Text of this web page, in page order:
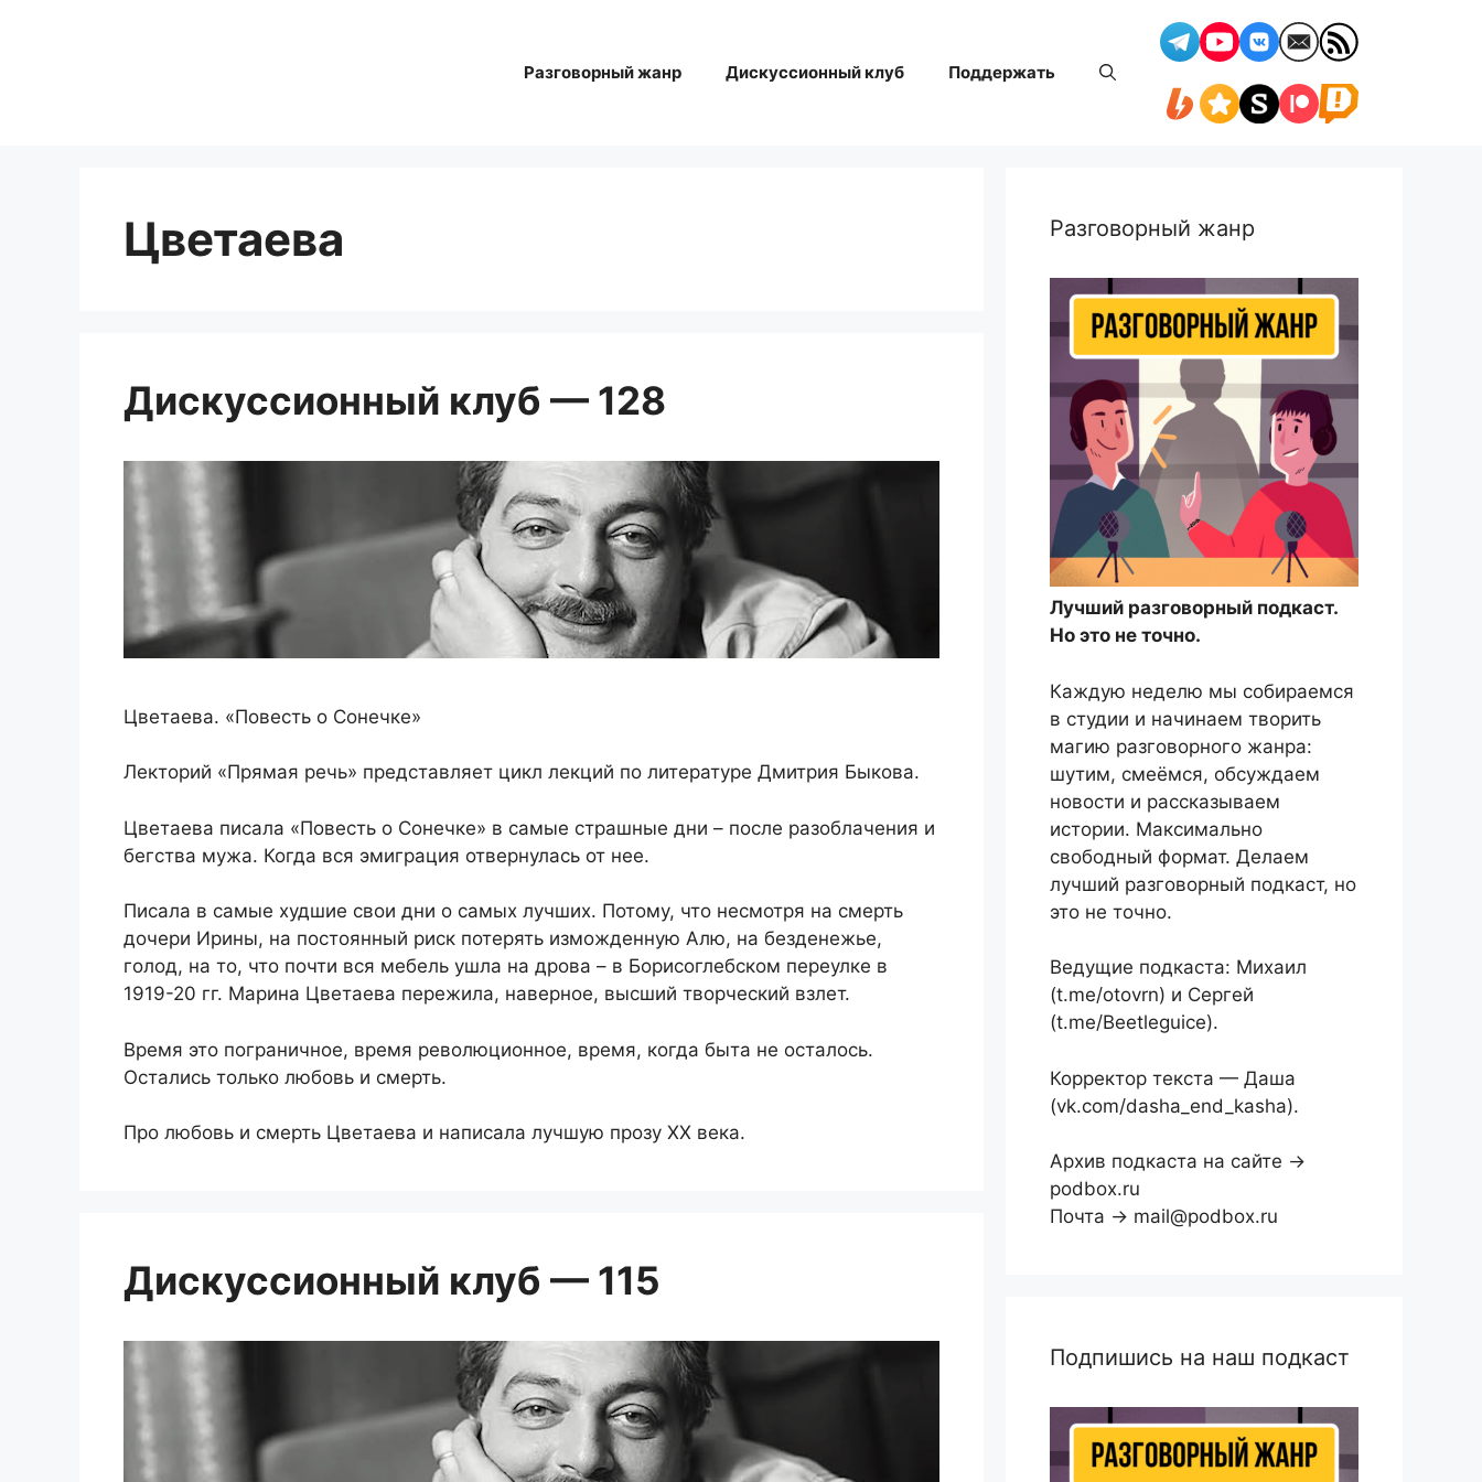
Разговорный жанр Дискуссионный клуб Поддержать
Цветаева
Дискуссионный клуб — 128
Цветаева. «Повесть о Сонечке»
Лекторий «Прямая речь» представляет цикл лекций по литературе Дмитрия Быкова.
Цветаева писала «Повесть о Сонечке» в самые страшные дни – после разоблачения и
бегства мужа. Когда вся эмиграция отвернулась от нее.
Писала в самые худшие свои дни о самых лучших. Потому, что несмотря на смерть
дочери Ирины, на постоянный риск потерять изможденную Алю, на безденежье,
голод, на то, что почти вся мебель ушла на дрова – в Борисоглебском переулке в
1919-20 гг. Марина Цветаева пережила, наверное, высший творческий взлет.
Время это пограничное, время революционное, время, когда быта не осталось.
Остались только любовь и смерть.
Про любовь и смерть Цветаева и написала лучшую прозу ХХ века.
Дискуссионный клуб — 115
Разговорный жанр
Лучший разговорный подкаст.
Но это не точно.
Каждую неделю мы собираемся
в студии и начинаем творить
магию разговорного жанра:
шутим, смеёмся, обсуждаем
новости и рассказываем
истории. Максимально
свободный формат. Делаем
лучший разговорный подкаст, но
это не точно.
Ведущие подкаста: Михаил
(t.me/otovrn) и Сергей
(t.me/Beetleguice).
Корректор текста — Даша
(vk.com/dasha_end_kasha).
Архив подкаста на сайте →
podbox.ru
Почта → mail@podbox.ru
Подпишись на наш подкаст